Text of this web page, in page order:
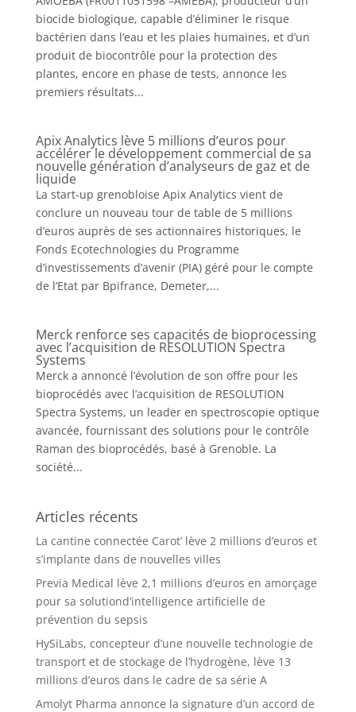
biocide biologique, capable d’éliminer le risque
bactérien dans l’eau et les plaies humaines, et d’un
produit de biocontrôle pour la protection des
plantes, encore en phase de tests, annonce les
premiers résultats...
Apix Analytics lève 5 millions d’euros pour
accélérer le développement commercial de sa
nouvelle génération d’analyseurs de gaz et de
liquide
La start-up grenobloise Apix Analytics vient de
conclure un nouveau tour de table de 5 millions
d’euros auprès de ses actionnaires historiques, le
Fonds Ecotechnologies du Programme
d’investissements d’avenir (PIA) géré pour le compte
de l’Etat par Bpifrance, Demeter,...
Merck renforce ses capacités de bioprocessing
avec l’acquisition de RESOLUTION Spectra
Systems
Merck a annoncé l’évolution de son offre pour les
bioprocédés avec l’acquisition de RESOLUTION
Spectra Systems, un leader en spectroscopie optique
avancée, fournissant des solutions pour le contrôle
Raman des bioprocédés, basé à Grenoble. La
société...
Articles récents
La cantine connectée Carot’ lève 2 millions d’euros et
s’implante dans de nouvelles villes
Previa Medical lève 2,1 millions d’euros en amorçage
pour sa solutiond’intelligence artificielle de
prévention du sepsis
HySiLabs, concepteur d’une nouvelle technologie de
transport et de stockage de l’hydrogène, lève 13
millions d’euros dans le cadre de sa série A
Amolyt Pharma annonce la signature d’un accord de